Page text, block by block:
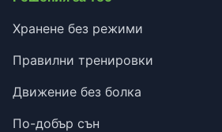
Хранене без режими
Правилни тренировки
Движение без болка
По-добър сън